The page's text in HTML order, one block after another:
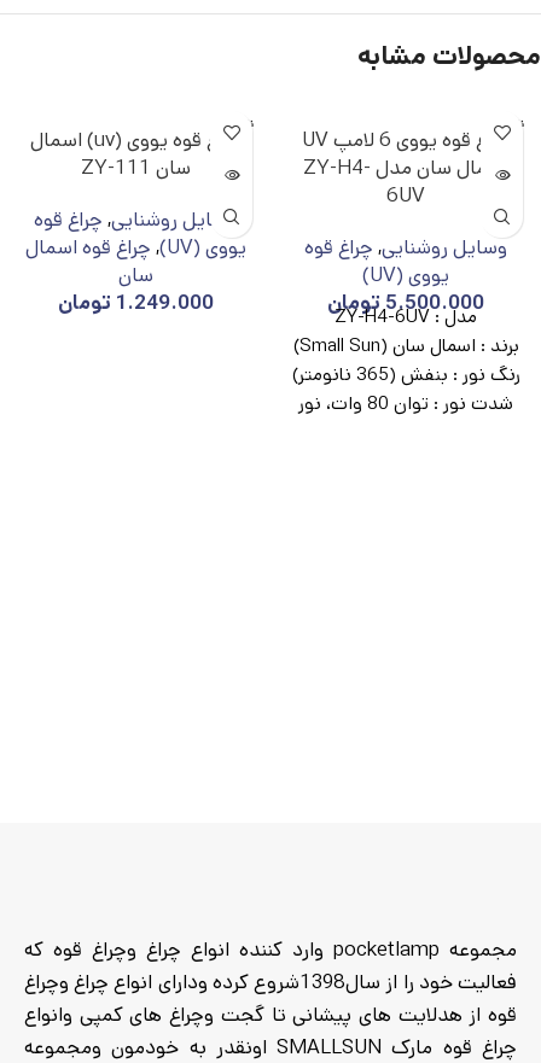
محصولات مشابه
ناموجو
د
چراغ قوه یووی 6 لامپ UV
اسمال سان مدل ZY-H4-
6UV
وسایل روشنایی, چراغ قوه
یووی (UV)
5.500.000 تومان مدل :ZY-H4-6UV
برند : اسمال سان (Small Sun)
رنگ نور : بنفش (365 نانومتر)
شدت نور :
توان 80 وات، نور
پاشش آب و شرایط محیطی
اقلام همراه :
کابل شارژ Type-C،
بند دستی، جعبه
ناموجو
د
چراغ قوه یووی (uv) اسمال
سان ZY-111
وسایل روشنایی, چراغ قوه
یووی (UV)
, چراغ قوه اسمال
سان
1.249.000 تومان
مجموعه pocketlamp وارد کننده انواع چراغ وچراغ قوه که
فعالیت خود را از سال1398شروع کرده ودارای انواع چراغ وچراغ
قوه از هدلایت های پیشانی تا گجت وچراغ های کمپی وانواع
چراغ قوه مارک SMALLSUN اونقدر به خودمون ومجموعه